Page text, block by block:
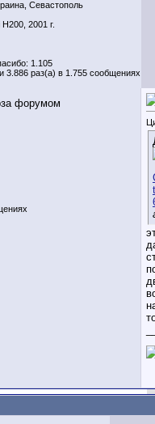
Севастополь
2001 г.
1.105
3.886 раз(а) в 1.755 сообщениях